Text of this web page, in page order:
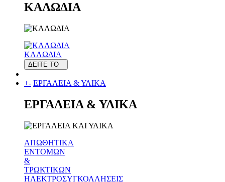
ΚΑΛΩΔΙΑ
ΚΑΛΩΔΙΑ
ΔΕΙΤΕ ΤΟ
+- ΕΡΓΑΛΕΙΑ & ΥΛΙΚΑ
ΕΡΓΑΛΕΙΑ & ΥΛΙΚΑ
ΑΠΩΘΗΤΙΚΑ
ΕΝΤΟΜΩΝ
&
ΤΡΩΚΤΙΚΩΝ
ΗΛΕΚΤΡΟΣΥΓΚΟΛΛΗΣΕΙΣ